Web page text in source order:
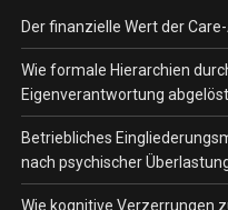
Der finanzielle Wert der
Wie formale Hierarchien
Eigenverantwortung
Betriebliches
nach psychischer
Wie kognitive Verzerrungen